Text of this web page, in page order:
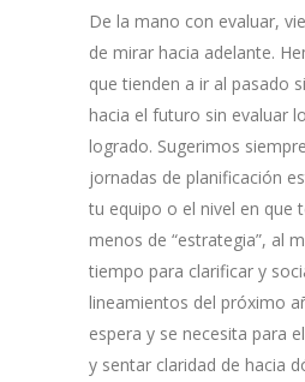
De la mano con evaluar,
de mirar hacia adelante.
que tienden a ir al pasado
hacia el futuro sin evaluar
logrado. Sugerimos
jornadas de planificación
tu equipo o el nivel en que
menos de “estrategia”, al
tiempo para clarificar y
lineamientos del próximo
espera y se necesita para
y sentar claridad de hacia